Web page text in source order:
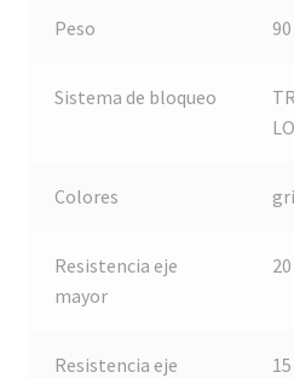
Peso
Sistema de bloqueo
Colores
Resistencia eje
mayor
Resistencia eje